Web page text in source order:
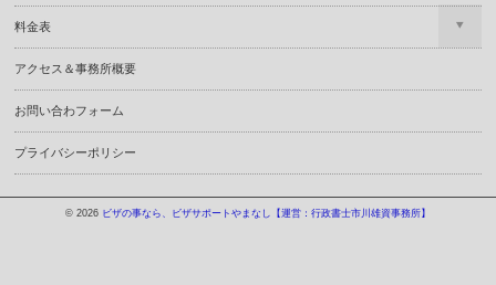
料金表
アクセス＆事務所概要
お問い合わフォーム
プライバシーポリシー
© 2026 ビザの事なら、ビザサポートやまなし【運営：行政書士市川雄資事務所】